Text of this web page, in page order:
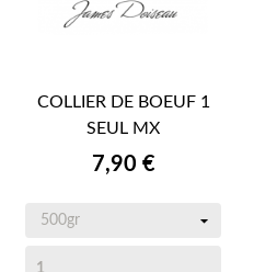
COLLIER DE BOEUF 1
SEUL MX
Prix
7,90 €